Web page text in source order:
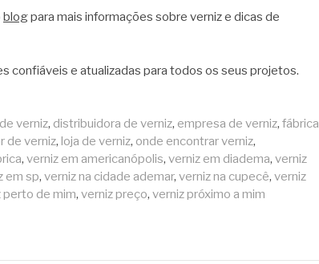
blogpara mais informações sobre verniz e dicas de
confiáveis e atualizadas para todos os seus projetos.
verniz, distribuidora de verniz, empresa de verniz, fábrica
de verniz, loja de verniz, onde encontrar verniz,
, verniz em americanópolis, verniz em diadema, verniz
em sp, verniz na cidade ademar, verniz na cupecê, verniz
perto de mim, verniz preço, verniz próximo a mim